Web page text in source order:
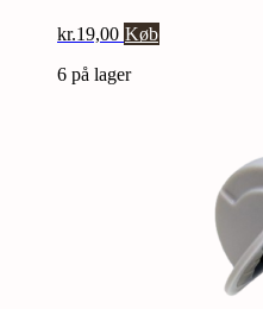
kr.19,00 Køb
6 på lager